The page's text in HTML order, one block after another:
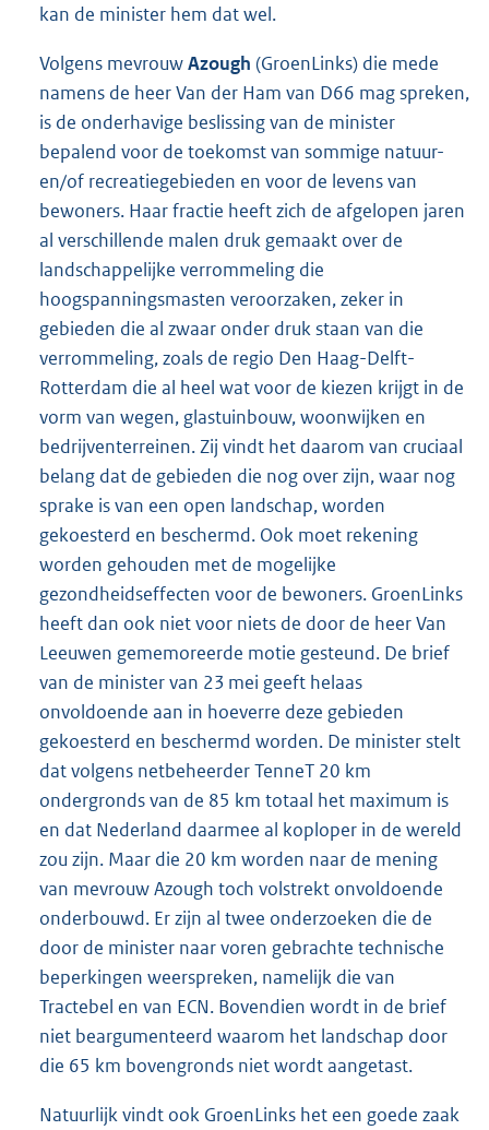
kan de minister hem dat wel.
Volgens mevrouwAzough (GroenLinks) die mede
namens de heer Van der Ham van D66 mag spreken,
is de onderhavige beslissing van de minister
bepalend voor de toekomst van sommige natuur-
en/of recreatiegebieden en voor de levens van
bewoners. Haar fractie heeft zich de afgelopen jaren
al verschillende malen druk gemaakt over de
landschappelijke verrommeling die
hoogspanningsmasten veroorzaken, zeker in
gebieden die al zwaar onder druk staan van die
verrommeling, zoals de regio Den Haag-Delft-
Rotterdam die al heel wat voor de kiezen krijgt in de
vorm van wegen, glastuinbouw, woonwijken en
bedrijventerreinen. Zij vindt het daarom van cruciaal
belang dat de gebieden die nog over zijn, waar nog
sprake is van een open landschap, worden
gekoesterd en beschermd. Ook moet rekening
worden gehouden met de mogelijke
gezondheidseffecten voor de bewoners. GroenLinks
heeft dan ook niet voor niets de door de heer Van
Leeuwen gememoreerde motie gesteund. De brief
van de minister van 23 mei geeft helaas
onvoldoende aan in hoeverre deze gebieden
gekoesterd en beschermd worden. De minister stelt
dat volgens netbeheerder TenneT 20 km
ondergronds van de 85 km totaal het maximum is
en dat Nederland daarmee al koploper in de wereld
zou zijn. Maar die 20 km worden naar de mening
van mevrouw Azough toch volstrekt onvoldoende
onderbouwd. Er zijn al twee onderzoeken die de
door de minister naar voren gebrachte technische
beperkingen weerspreken, namelijk die van
Tractebel en van ECN. Bovendien wordt in de brief
niet beargumenteerd waarom het landschap door
die 65 km bovengronds niet wordt aangetast.
Natuurlijk vindt ook GroenLinks het een goede zaak